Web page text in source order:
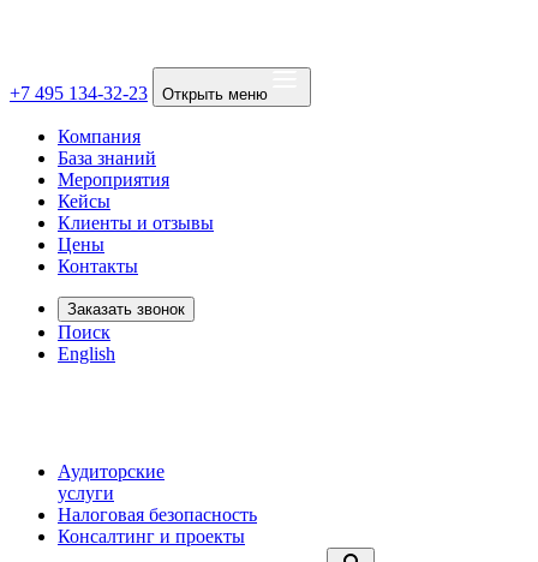
+7 495 134-32-23 Открыть меню
Компания
База знаний
Мероприятия
Кейсы
Клиенты и отзывы
Цены
Контакты
Заказать звонок
Поиск
English
Аудиторские
услуги
Налоговая безопасность
Консалтинг и проекты